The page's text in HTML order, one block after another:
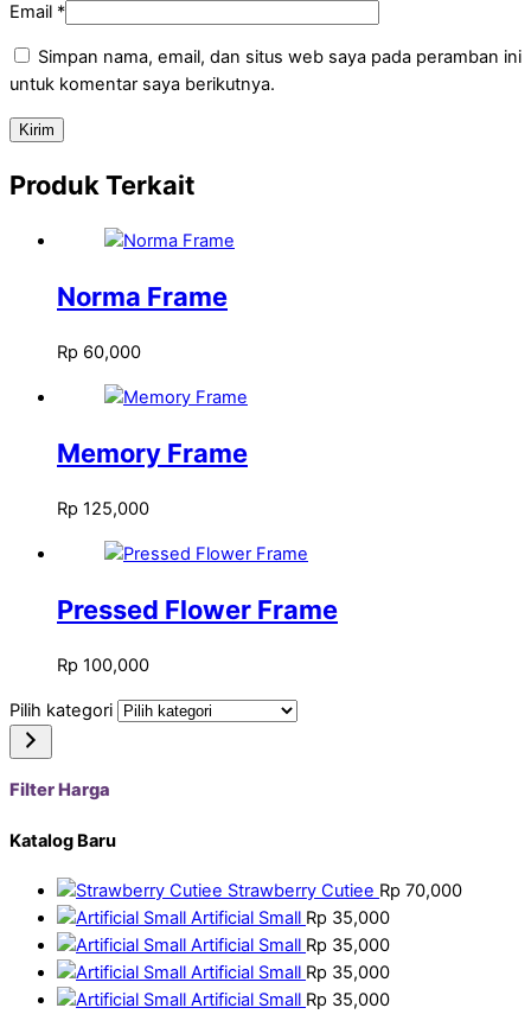
Email *
Simpan nama, email, dan situs web saya pada peramban ini
untuk komentar saya berikutnya.
Produk Terkait
Norma Frame
Rp 60,000
Memory Frame
Rp 125,000
Pressed Flower Frame
Rp 100,000
Pilih kategori
Filter Harga
Katalog Baru
Strawberry Cutiee Rp 70,000
Artificial Small Rp 35,000
Artificial Small Rp 35,000
Artificial Small Rp 35,000
Artificial Small Rp 35,000